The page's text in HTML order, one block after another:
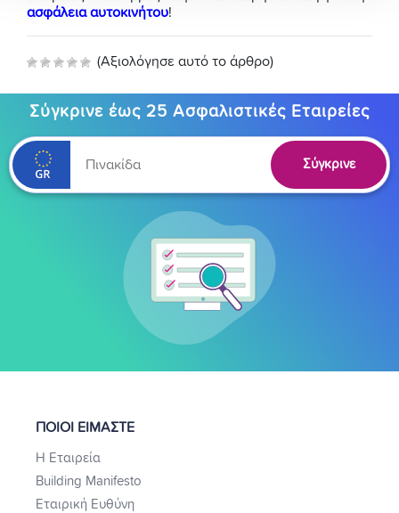
ασφάλεια αυτοκινήτου!
(Αξιολόγησε αυτό το άρθρο)
Σύγκρινε έως 25 Ασφαλιστικές Εταιρείες
Σύγκρινε
ΠΟΙΟΙ ΕΙΜΑΣΤΕ
Η Εταιρεία
Building Manifesto
Εταιρική Ευθύνη